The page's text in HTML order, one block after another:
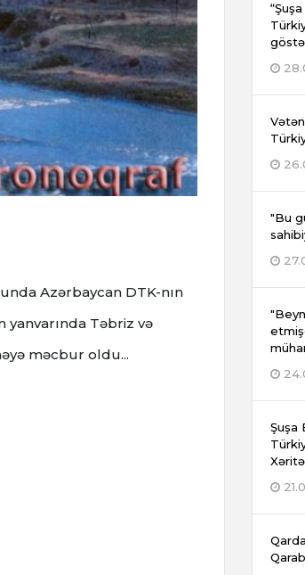
Azərbaycan DTK-nın
yanvarında Təbriz və
məcbur oldu...
"Bu
Şuşa